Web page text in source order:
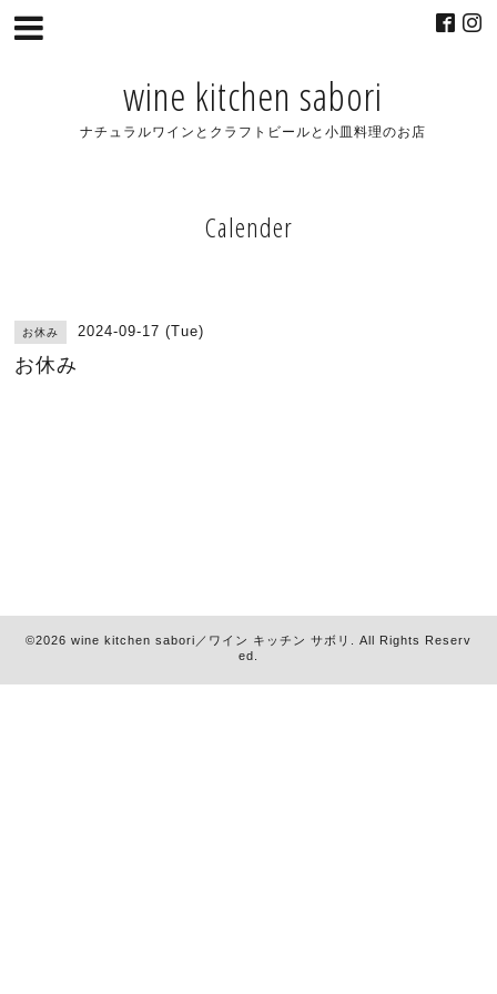
wine kitchen sabori
ナチュラルワインとクラフトビールと小皿料理のお店
Calender
お休み 2024-09-17 (Tue)
お休み
©2026 wine kitchen sabori／ワイン キッチン サボリ
. All Rights Reserv
ed.